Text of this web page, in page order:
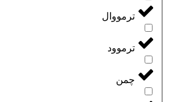
ترمووال
ترموود
چمن